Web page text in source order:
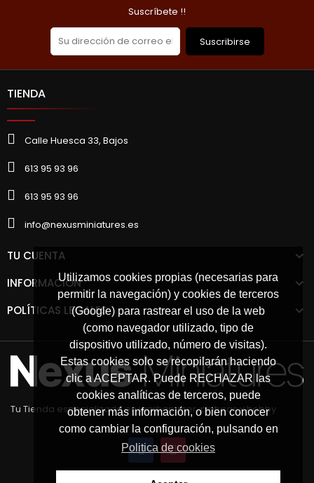
Utilizamos cookies propias (necesarias para
permitir la navegación) y cookies de terceros
(Google) para rastrear el uso de la web
(como navegador utilizado, tipo de
dispositivo utilizado, número de visitas).
Estas cookies solo se recopilarán haciendo
clic a ACEPTAR. Puede RECHAZAR las
cookies analíticas de terceros, puede
obtener más información, o bien conocer
como cambiar la configuración, pulsando en
Politica de cookies
Suscríbete !!
Suscribirse
TIENDA
Calle Huesca 33, Bajos
613 95 93 96
613 95 93 96
info@nexusminiatures.es
TU CUENTA
INFORMACIÓN
POLÍTICAS LEGALES
Tu Tienda especializada en warhammer, pinturas y hobby